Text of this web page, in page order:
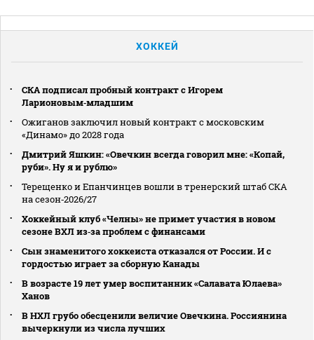
ХОККЕЙ
СКА подписал пробный контракт с Игорем
Ларионовым‑младшим
Ожиганов заключил новый контракт с московским
«Динамо» до 2028 года
Дмитрий Яшкин: «Овечкин всегда говорил мне: «Копай,
руби». Ну я и рублю»
Терещенко и Епанчинцев вошли в тренерский штаб СКА
на сезон‑2026/27
Хоккейный клуб «Челны» не примет участия в новом
сезоне ВХЛ из‑за проблем с финансами
Сын знаменитого хоккеиста отказался от России. И с
гордостью играет за сборную Канады
В возрасте 19 лет умер воспитанник «Салавата Юлаева»
Ханов
В НХЛ грубо обесценили величие Овечкина. Россиянина
вычеркнули из числа лучших